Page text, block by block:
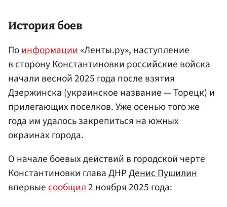
История боев
Поинформации«Ленты.ру», наступление
в сторону Константиновки российские войска
начали весной 2025 года после взятия
Дзержинска (украинское название — Торецк) и
прилегающих поселков. Уже осенью того же
года им удалось закрепиться на южных
окраинах города.
О начале боевых действий в городской черте
Константиновки глава ДНРДенис Пушилин
впервыесообщил2 ноября 2025 года: